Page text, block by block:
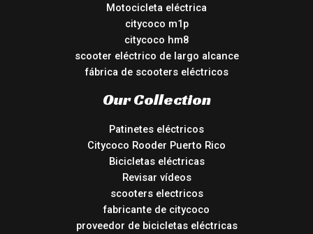
Motocicleta eléctrica
citycoco m1p
citycoco hm8
scooter eléctrico de largo alcance
fábrica de scooters eléctricos
Our Collection
Patinetes eléctricos
Citycoco Rooder Puerto Rico
Bicicletas eléctricas
Revisar vídeos
scooters electricos
fabricante de citycoco
proveedor de bicicletas eléctricas